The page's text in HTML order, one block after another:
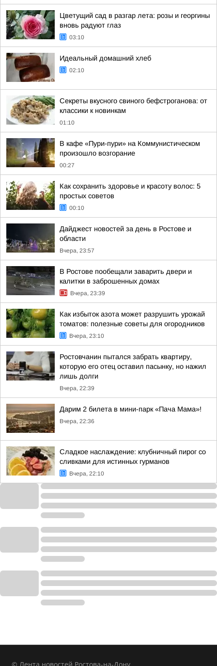
Цветущий сад в разгар лета: розы и георгины
вновь радуют глаз
03:10
Идеальный домашний хлеб
02:10
Секреты вкусного свиного бефстроганова: от
классики к новинкам
01:10
В кафе «Пури-пури» на Коммунистическом
произошло возгорание
00:27
Как сохранить здоровье и красоту волос: 5
простых советов
00:10
Дайджест новостей за день в Ростове и
области
Вчера, 23:57
В Ростове пообещали заварить двери и
калитки в заброшенных домах
Вчера, 23:39
Как избыток азота может разрушить урожай
томатов: полезные советы для огородников
Вчера, 23:10
Ростовчанин пытался забрать квартиру,
которую его отец оставил пасынку, но нажил
лишь долги
Вчера, 22:39
Дарим 2 билета в мини-парк «Пача Мама»!
Вчера, 22:36
Сладкое наслаждение: клубничный пирог со
сливками для истинных гурманов
Вчера, 22:10